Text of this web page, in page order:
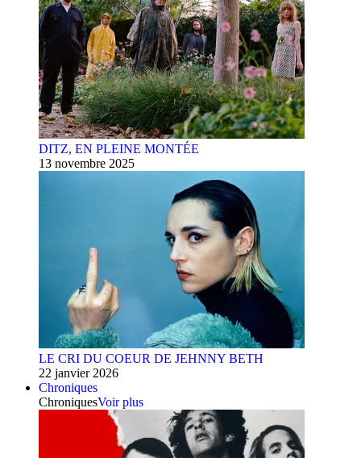
DITZ, EN PLEINE MONTÉE
13 novembre 2025
LE CRI DU COEUR DE JEHNNY BETH
22 janvier 2026
Chroniques
ChroniquesVoir plus